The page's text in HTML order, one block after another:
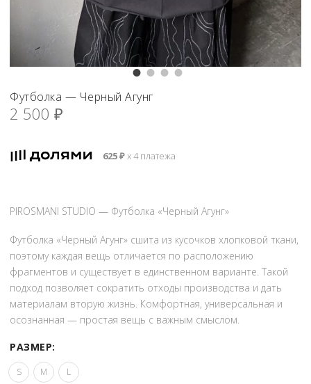
Футболка — Черный Агунг
2 500 ₽
625₽х 4 платежа
PIROSMANI STUDIO — Футболка «Черный Агунг»
Футболка «Черный Агунг» сшита из кусочков хлопковой ткани,
поэтому каждая вещь отличается по расположению
фрагментов и существует в единственном варианте. Такой
подход позволяет сократить отходы производства и дать
материалам вторую жизнь. Комфортная, универсальная и
осознанная — простая вещь с важным смыслом.
РАЗМЕР:
S M L